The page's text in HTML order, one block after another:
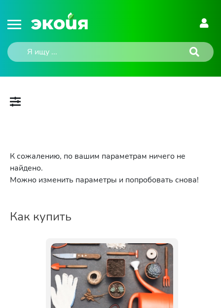
К сожалению, по вашим параметрам ничего не
найдено.
Можно изменить параметры и попробовать снова!
Как купить